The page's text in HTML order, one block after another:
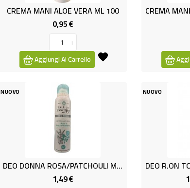
CREMA MANI ALOE VERA ML 100
0,95 €Prezzo
-
+
Aggiungi Al Carrello
NUOVO
DEO DONNA ROSA/PATCHOULI ML150
1,49 €Prezzo
NUOVO